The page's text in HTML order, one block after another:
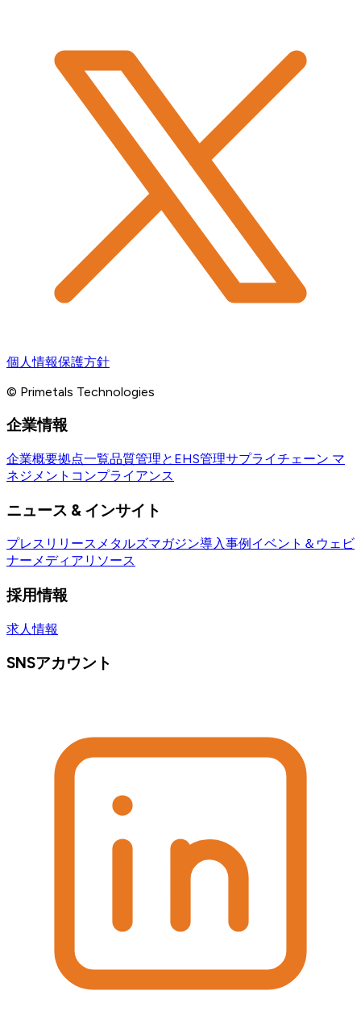
個人情報保護方針
© Primetals Technologies
企業情報
企業概要拠点一覧品質管理とEHS管理サプライチェーン マ
ネジメント コンプライアンス
ニュース & インサイト
プレスリリース メタルズマガジン導入事例 イベント＆ウェビ
ナーメディアリソース
採用情報
求人情報
SNSアカウント